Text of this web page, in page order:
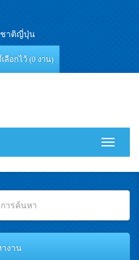
ชาติญี่ปุ่น
ลือกไว้ (0 งาน)
T
e
i
g